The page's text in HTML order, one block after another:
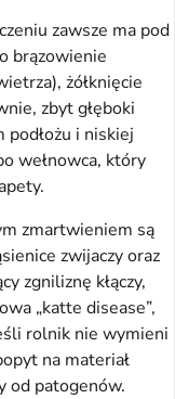
zawsze ma pod
brązowienie
żółknięcie
zbyt głęboki
podłożu i niskiej
wełnowca, który
zmartwieniem są
zwijaczy oraz
zgniliznę kłączy,
„katte disease”,
rolnik nie wymieni
na materiał
od patogenów.